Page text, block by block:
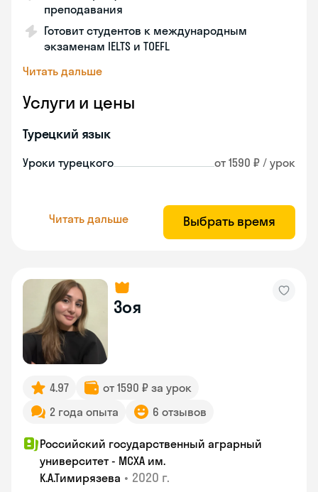
преподавания
Готовит студентов к международным
экзаменам IELTS и TOEFL
Читать дальше
Услуги и цены
Турецкий язык
Уроки турецкого от 1590 ₽ / урок
Читать дальше Выбрать время
Зоя
4.97
от 1590 ₽ за урок
2 года опыта
6 отзывов
Российский государственный аграрный
университет - МСХА им.
К.А.Тимирязева • 2020 г.